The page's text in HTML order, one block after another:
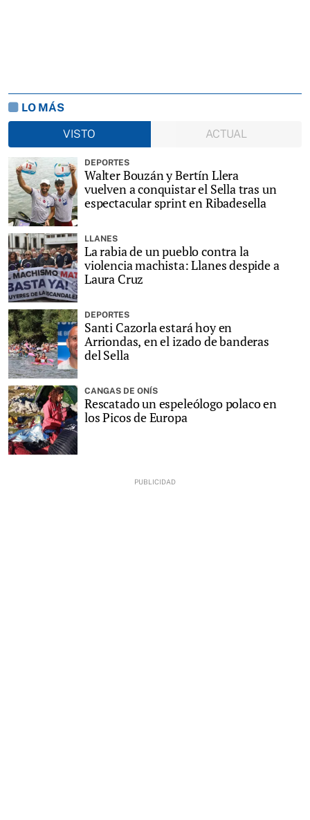
LO MÁS
VISTO
ACTUAL
DEPORTES
Walter Bouzán y Bertín Llera
vuelven a conquistar el Sella tras un
espectacular sprint en Ribadesella
LLANES
La rabia de un pueblo contra la
violencia machista: Llanes despide a
Laura Cruz
DEPORTES
Santi Cazorla estará hoy en
Arriondas, en el izado de banderas
del Sella
CANGAS DE ONÍS
Rescatado un espeleólogo polaco en
los Picos de Europa